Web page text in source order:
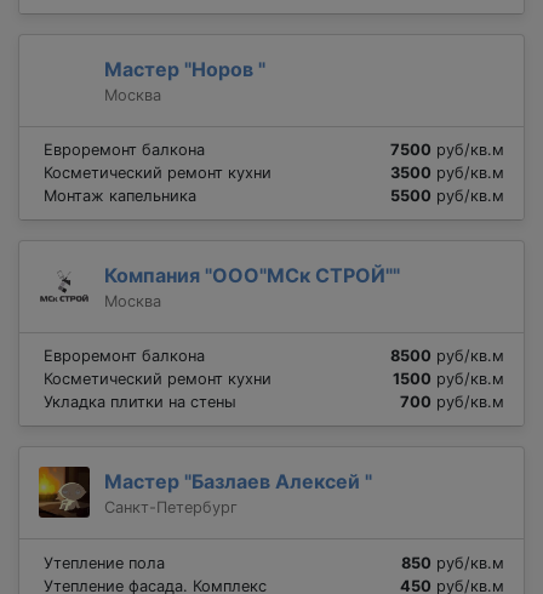
Мастер "Норов "
Москва
Евроремонт балкона 7500 руб/кв.м
Косметический ремонт кухни
3500 руб/кв.м
Монтаж капельника
5500 руб/кв.м
Компания "ООО"МСк СТРОЙ""
Москва
Евроремонт балкона 8500 руб/кв.м
Косметический ремонт кухни
1500 руб/кв.м
Укладка плитки на стены
700 руб/кв.м
Мастер "Базлаев Алексей "
Санкт-Петербург
Утепление пола 850 руб/кв.м
Утепление фасада. Комплекс
450 руб/кв.м